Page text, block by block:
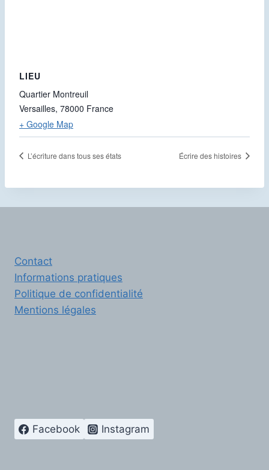
LIEU
Quartier Montreuil
Versailles, 78000 France
+ Google Map
L’écriture dans tous ses états Écrire des histoires
Contact
Informations pratiques
Politique de confidentialité
Mentions légales
Facebook Instagram